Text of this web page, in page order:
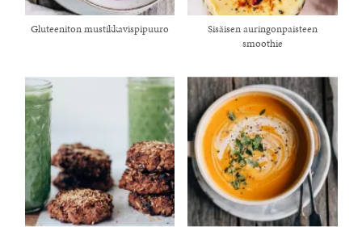
Gluteeniton mustikkavispipuuro
Sisäisen auringonpaisteen
smoothie